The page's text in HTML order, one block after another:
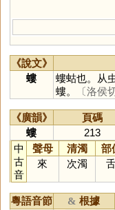
《說文》
螻
螻蛄也。从
螻。
〔洛侯
《廣韻》 頁碼
螻
213
中
古
音
聲母 清濁 部
來
次濁
粵語音節 & 根據